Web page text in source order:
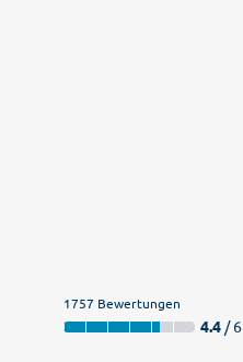
1757 Bewertungen
4.4 / 6